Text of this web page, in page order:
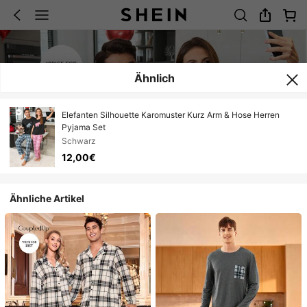
Ähnlich
Elefanten Silhouette Karomuster Kurz Arm & Hose Herren
Pyjama Set
Schwarz
12,00€
Ähnliche Artikel